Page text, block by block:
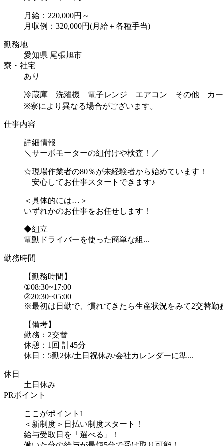
月給：220,000円～
月収例：320,000円(月給＋各種手当)
勤務地
愛知県 尾張旭市
寮・社宅
あり
冷蔵庫 洗濯機 電子レンジ エアコン その他 カー
※寮により異なる場合がございます。
仕事内容
詳細情報
＼サーボモーターの組付けや検査！／
☆現場作業者の80％が未経験者から始めています！
安心してお仕事スタートできます♪
＜具体的には…＞
いずれかのお仕事をお任せします！
◆組立
電動ドライバーを使った簡単な組...
勤務時間
【勤務時間】
①08:30~17:00
②20:30~05:00
※最初は日勤で、慣れてきたら生産状況をみて2交替勤
【備考】
勤務：2交替
休憩：1回 計45分
休日：5勤2休/土日祝休み/会社カレンダーに準...
休日
土日休み
PRポイント
ここがポイント1
＜新制度＞日払い制度スタート！
給与受取日を「選べる」！